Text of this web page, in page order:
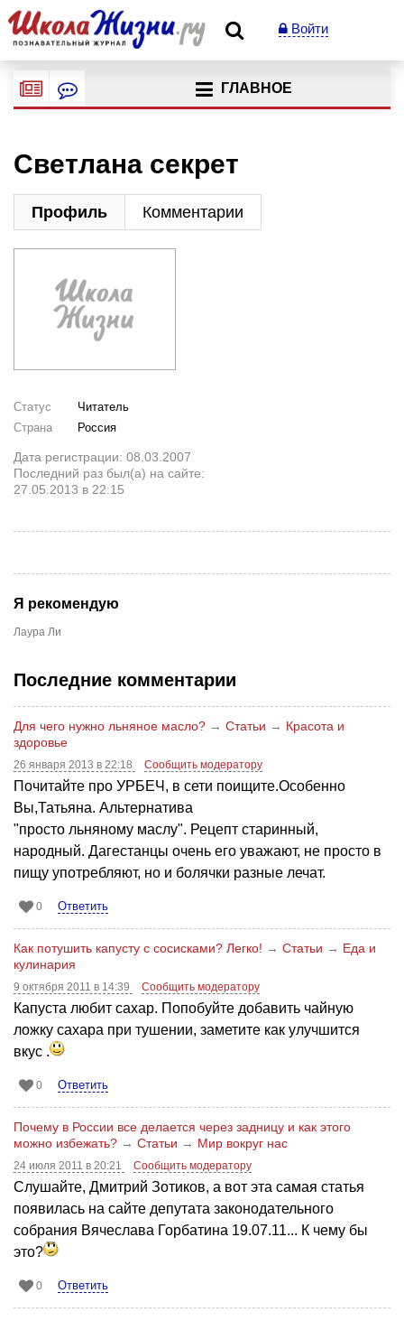
Войти
ГЛАВНОЕ
Светлана секрет
Профиль Комментарии
Статус
Читатель
Страна
Россия
Дата регистрации: 08.03.2007
Последний раз был(а) на сайте:
27.05.2013 в 22:15
Я рекомендую
Лаура Ли
Последние комментарии
Для чего нужно льняное масло? → Статьи → Красота и
здоровье
26 января 2013 в 22:18 Сообщить модератору
Почитайте про УРБЕЧ, в сети поищите.Особенно
Вы,Татьяна. Альтернатива
"просто льняному маслу". Рецепт старинный,
народный. Дагестанцы очень его уважают, не просто в
пищу употребляют, но и болячки разные лечат.
0 Ответить
Как потушить капусту с сосисками? Легко! → Статьи → Еда и
кулинария
9 октября 2011 в 14:39 Сообщить модератору
Капуста любит сахар. Попобуйте добавить чайную
ложку сахара при тушении, заметите как улучшится
вкус .
0 Ответить
Почему в России все делается через задницу и как этого
можно избежать? → Статьи → Мир вокруг нас
24 июля 2011 в 20:21 Сообщить модератору
Слушайте, Дмитрий Зотиков, а вот эта самая статья
появилась на сайте депутата законодательного
собрания Вячеслава Горбатина 19.07.11... К чему бы
это?
0 Ответить